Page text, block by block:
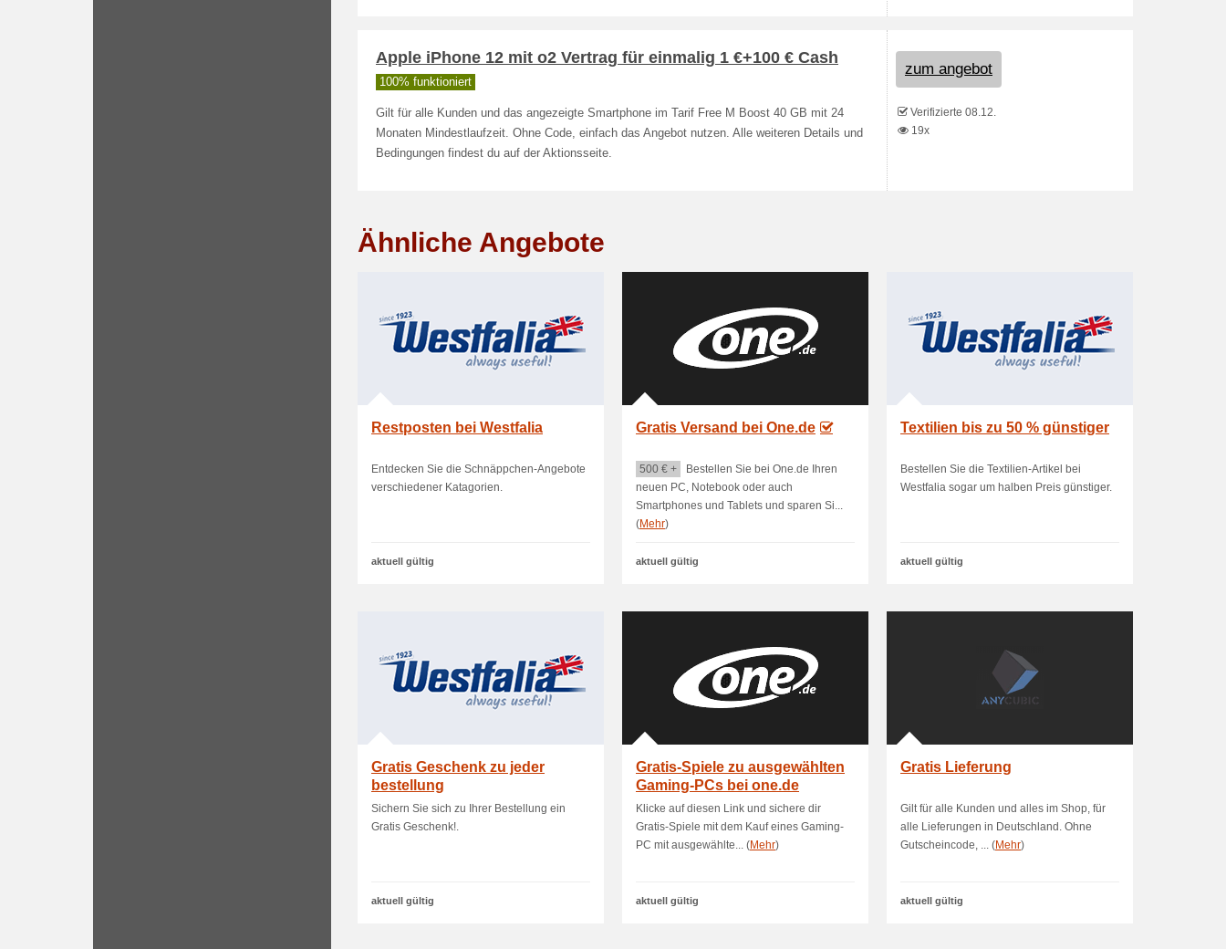
Apple iPhone 12 mit o2 Vertrag für einmalig 1 €+100 € Cash
100% funktioniert
Gilt für alle Kunden und das angezeigte Smartphone im Tarif Free M Boost 40 GB mit 24
Monaten Mindestlaufzeit. Ohne Code, einfach das Angebot nutzen. Alle weiteren Details und
Bedingungen findest du auf der Aktionsseite.
zum angebot
Verifizierte 08.12.
19x
Ähnliche Angebote
Restposten bei Westfalia
Entdecken Sie die Schnäppchen-Angebote
verschiedener Katagorien.
aktuell gültig
Gratis Versand bei One.de
500 € +
Bestellen Sie bei One.de Ihren
neuen PC, Notebook oder auch
Smartphones und Tablets und sparen Si...
(Mehr)
aktuell gültig
Textilien bis zu 50 % günstiger
Bestellen Sie die Textilien-Artikel bei
Westfalia sogar um halben Preis günstiger.
aktuell gültig
Gratis Geschenk zu jeder
bestellung
Sichern Sie sich zu Ihrer Bestellung ein
Gratis Geschenk!.
aktuell gültig
Gratis-Spiele zu ausgewählten
Gaming-PCs bei one.de
Klicke auf diesen Link und sichere dir
Gratis-Spiele mit dem Kauf eines Gaming-
PC mit ausgewählte... (Mehr)
aktuell gültig
Gratis Lieferung
Gilt für alle Kunden und alles im Shop, für
alle Lieferungen in Deutschland. Ohne
Gutscheincode, ... (Mehr)
aktuell gültig